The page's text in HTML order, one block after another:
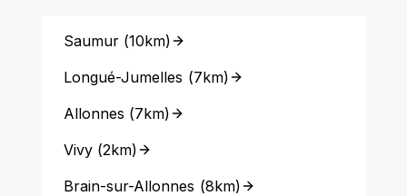
Saumur(10km)
Longué-Jumelles (7km)
Allonnes (7km)
Vivy(2km)
Brain-sur-Allonnes (8km)